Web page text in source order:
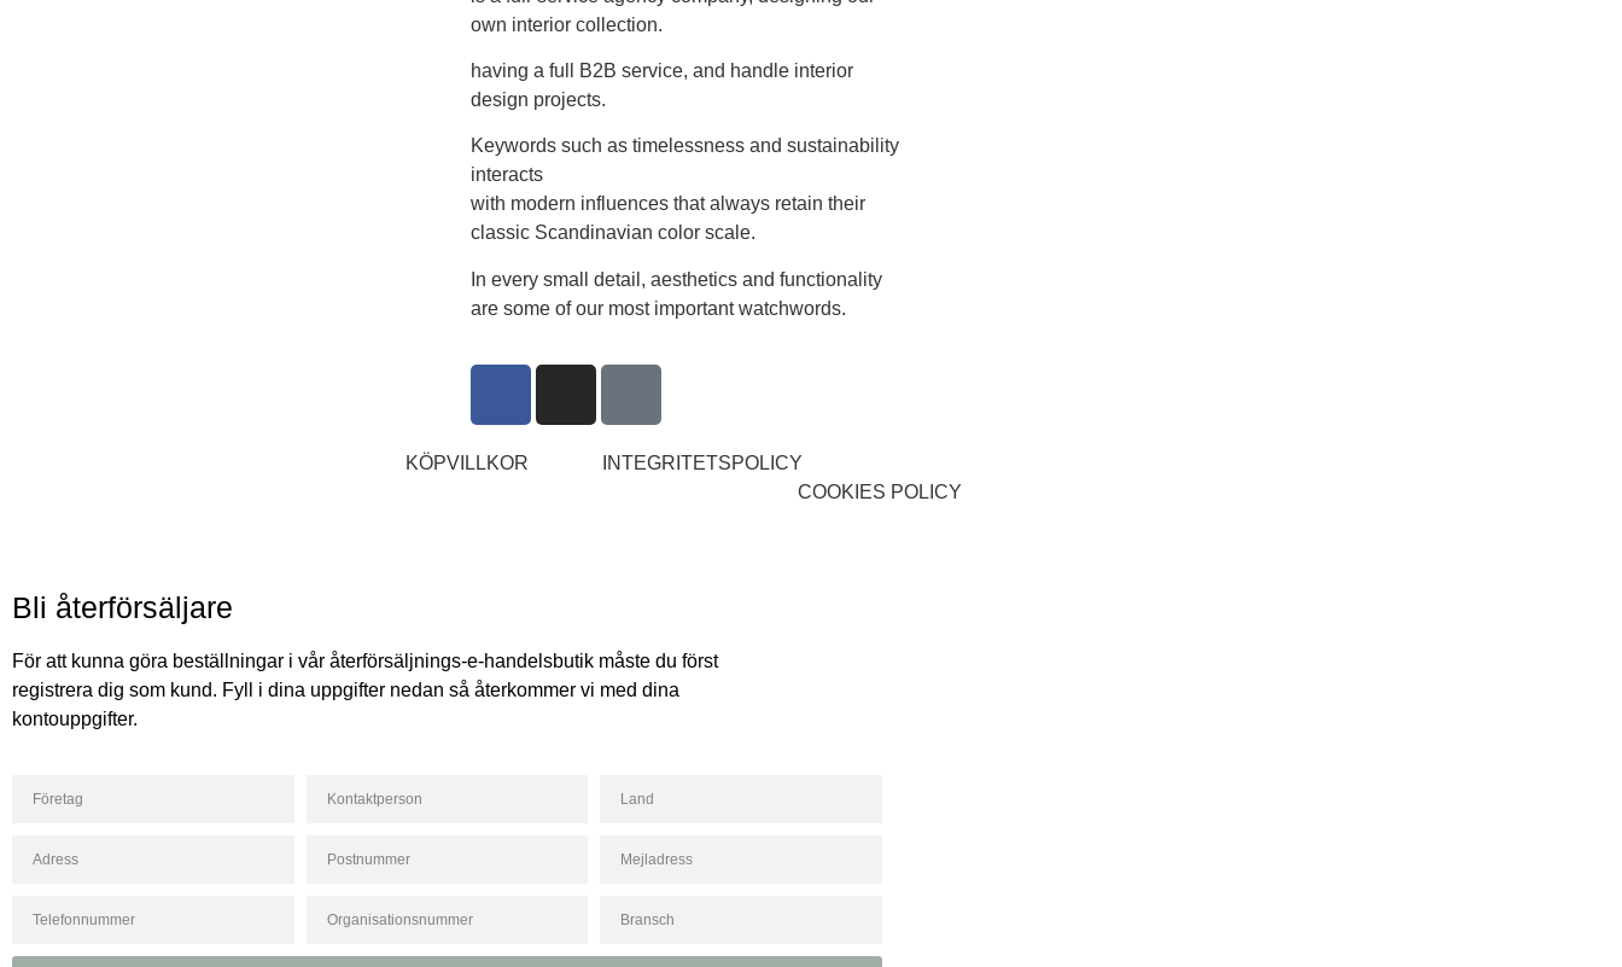
own interior collection.
having a full B2B service, and handle interior
design projects.
Keywords such as timelessness and sustainability
interacts
with modern influences that always retain their
classic Scandinavian color scale.
In every small detail, aesthetics and functionality
are some of our most important watchwords.
KÖPVILLKOR
INTEGRITETSPOLICY
COOKIES POLICY
Bli återförsäljare
För att kunna göra beställningar i vår återförsäljnings-e-handelsbutik måste du först
registrera dig som kund. Fyll i dina uppgifter nedan så återkommer vi med dina
kontouppgifter.